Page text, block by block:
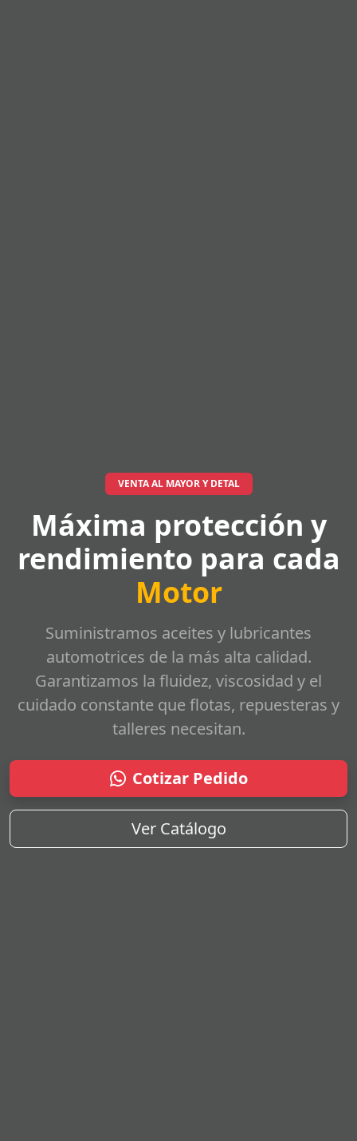
VENTA AL MAYOR Y DETAL
Máxima protección y
rendimiento para cada
Motor
Suministramos aceites y lubricantes
automotrices de la más alta calidad.
Garantizamos la fluidez, viscosidad y el
cuidado constante que flotas, repuesteras y
talleres necesitan.
Cotizar Pedido
Ver Catálogo